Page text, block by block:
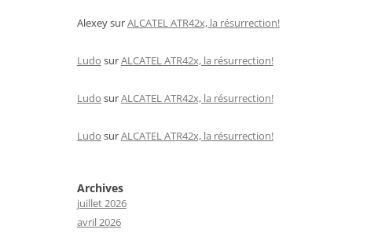
AlexeysurALCATEL ATR42x, la résurrection!
Ludo surALCATEL ATR42x, la résurrection!
Ludo surALCATEL ATR42x, la résurrection!
Ludo surALCATEL ATR42x, la résurrection!
Archives
juillet 2026
avril 2026